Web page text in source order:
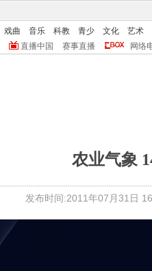
戏曲 音乐 科教 青少 文化
艺术
直播中国 赛事直播 网络
农业气象
发布时间:2011年07月31日